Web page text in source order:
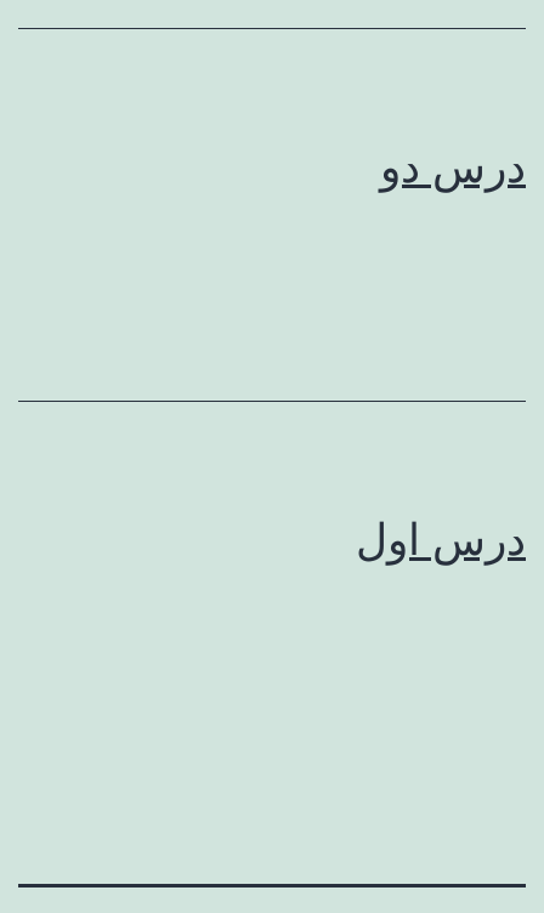
درس دو
درس اول